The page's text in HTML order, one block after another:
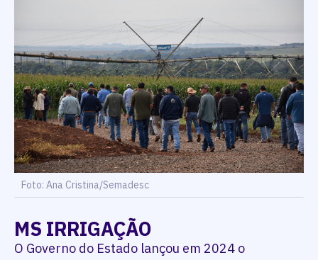
Foto: Ana Cristina/Semadesc
MS IRRIGAÇÃO
O Governo do Estado lançou em 2024 o